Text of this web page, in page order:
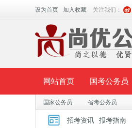
设为首页 加入收藏 关注我们：
网站首页 国考公务员
面授课程 招考公告
国家公务员 省考公务员
招考资讯
报考指南